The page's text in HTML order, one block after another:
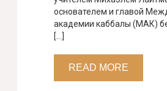
основателем и главой
академии каббалы (МАК)
[…]
READ MORE